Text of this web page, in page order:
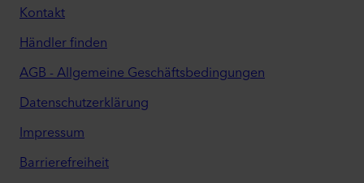
Kontakt
Händler finden
AGB - Allgemeine Geschäftsbedingungen
Datenschutzerklärung
Impressum
Barrierefreiheit